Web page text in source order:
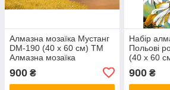
Алмазна мозаїка Мустанг
DM-190 (40 х 60 см) ТМ
Алмазна мозаїка
900 ₴
Набір
Польові
(40 х 60
900₴